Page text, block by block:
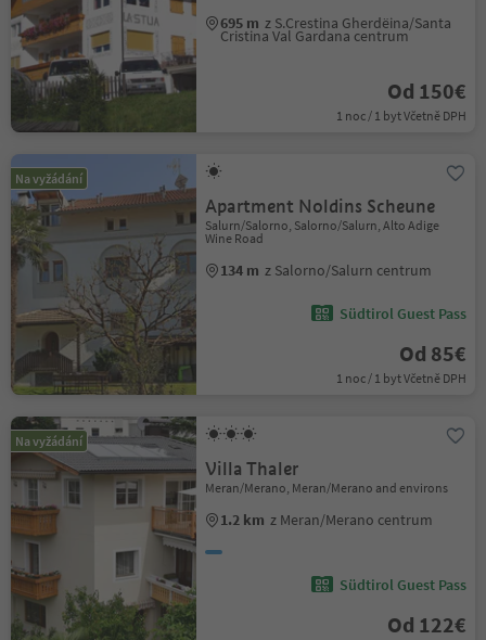
695 m z S.Crestina Gherdëina/Santa
Cristina Val Gardana centrum
Od 150€
1 noc / 1 byt Včetně DPH
Na vyžádání
Apartment Noldins Scheune
Salurn/Salorno, Salorno/Salurn, Alto Adige
Wine Road
134 m z Salorno/Salurn centrum
Südtirol Guest Pass
Od 85€
1 noc / 1 byt Včetně DPH
Na vyžádání
Villa Thaler
Meran/Merano, Meran/Merano and environs
1.2 km z Meran/Merano centrum
Südtirol Guest Pass
Od 122€